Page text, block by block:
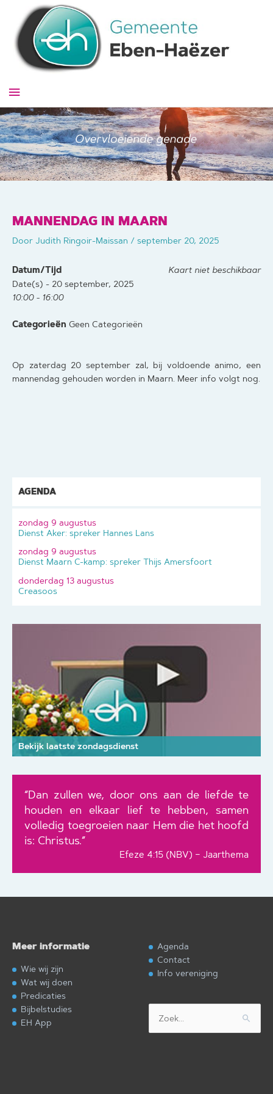
inhoud
Hoofdmenu
MANNENDAG IN MAARN
Door Judith Ringoir-Maissan / september 20, 2025
Kaart niet beschikbaar
Datum/Tijd
Date(s) - 20 september, 2025
10:00 - 16:00
Categorieën Geen Categorieën
Op zaterdag 20 september zal, bij voldoende animo, een
mannendag gehouden worden in Maarn. Meer info volgt nog.
AGENDA
zondag 9 augustus
Dienst Aker: spreker Hannes Lans
zondag 9 augustus
Dienst Maarn C-kamp: spreker Thijs Amersfoort
donderdag 13 augustus
Creasoos
Bekijk laatste zondagsdienst
“Dan zullen we, door ons aan de liefde te
houden en elkaar lief te hebben, samen
volledig toegroeien naar Hem die het hoofd
is: Christus.”
Efeze 4:15 (NBV) – Jaarthema
Meer informatie
Wie wij zijn
Wat wij doen
Predicaties
Bijbelstudies
EH App
Agenda
Contact
Info vereniging
naar: